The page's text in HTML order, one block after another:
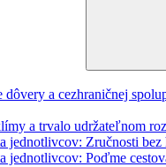
a cezhraničnej
a trvalo udržateľnom
jednotlivcov: Zručnosti bez
jednotlivcov: Poďme